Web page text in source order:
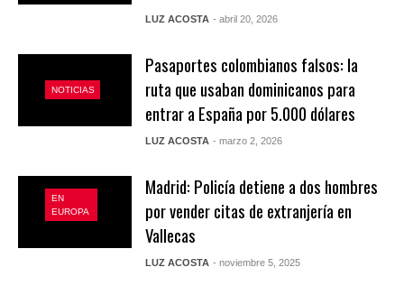
LUZ ACOSTA - abril 20, 2026
NOTICIAS
Pasaportes colombianos falsos: la
ruta que usaban dominicanos para
entrar a España por 5.000 dólares
LUZ ACOSTA - marzo 2, 2026
EN
EUROPA
Madrid: Policía detiene a dos hombres
por vender citas de extranjería en
Vallecas
LUZ ACOSTA - noviembre 5, 2025